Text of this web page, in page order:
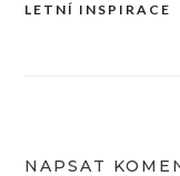
Navigace
LETNÍ INSPIRACE
NAPSAT